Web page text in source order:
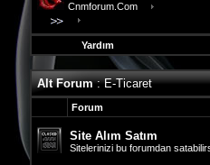
Cnmforum.Com
Yardım
evooli
fethiye
gaziantep
escort
gaziantep
escort
Alt Forum: E-Ticaret
Forum
Site Alım Satım
Sitelerinizi bu forumdan